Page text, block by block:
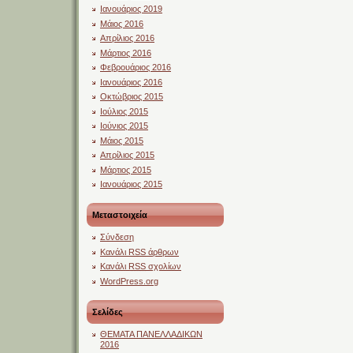
Ιανουάριος 2019
Μάιος 2016
Απρίλιος 2016
Μάρτιος 2016
Φεβρουάριος 2016
Ιανουάριος 2016
Οκτώβριος 2015
Ιούλιος 2015
Ιούνιος 2015
Μάιος 2015
Απρίλιος 2015
Μάρτιος 2015
Ιανουάριος 2015
Μεταστοιχεία
Σύνδεση
Κανάλι RSS άρθρων
Κανάλι RSS σχολίων
WordPress.org
Σελίδες
ΘΕΜΑΤΑ ΠΑΝΕΛΛΑΔΙΚΩΝ
2016